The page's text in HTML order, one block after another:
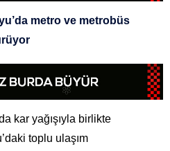
metro ve metrobüs
kar yağışıyla birlikte
toplu ulaşım